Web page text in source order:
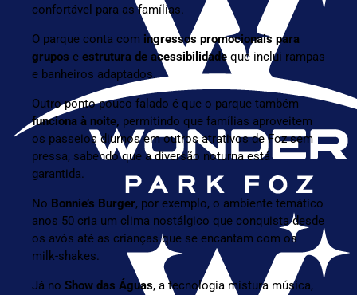
confortável para as famílias.
O parque conta com ingressos promocionais para
grupos e estrutura de acessibilidade que inclui rampas
e banheiros adaptados.
Outro ponto pouco falado é que o parque também
funciona à noite, permitindo que famílias aproveitem
os passeios diurnos em outros atrativos de Foz sem
pressa, sabendo que a diversão noturna está
garantida.
No Bonnie’s Burger, por exemplo, o ambiente temático
anos 50 cria um clima nostálgico que conquista desde
os avós até as crianças que se encantam com os
milk-shakes.
Já no Show das Águas, a tecnologia mistura música,